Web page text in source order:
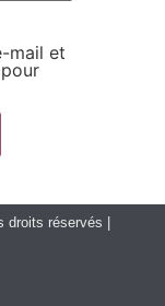
mail et
réservés |